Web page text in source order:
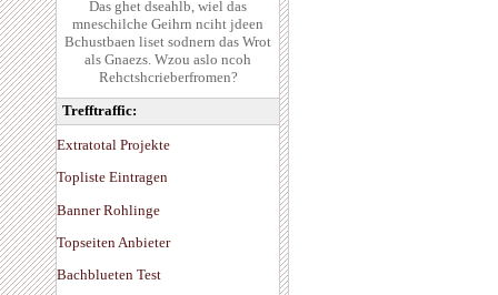
Das ghet dseahlb, wiel das
mneschilche Geihrn nciht jdeen
Bchustbaen liset sodnern das Wrot
als Gnaezs. Wzou aslo ncoh
Rehctshcrieberfromen?
Trefftraffic:
Extratotal Projekte
Topliste Eintragen
Banner Rohlinge
Topseiten Anbieter
Bachblueten Test